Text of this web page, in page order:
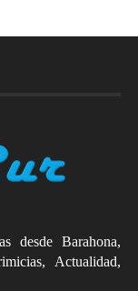
desde Barahona,
Actualidad,